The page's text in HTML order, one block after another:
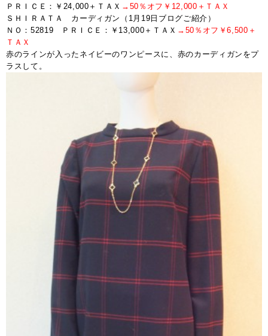
ＰＲＩＣＥ：￥24,000＋ＴＡＸ →50％オフ￥12,000＋ＴＡＸ
ＳＨＩＲＡＴＡ カーディガン（1月19日ブログご紹介）
ＮＯ：52819 ＰＲＩＣＥ：￥13,000＋ＴＡＸ →50％オフ￥6,500＋
ＴＡＸ
赤のラインが入ったネイビーのワンピースに、赤のカーディガンをプ
ラスして。